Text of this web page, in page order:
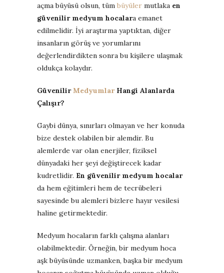
açma büyüsü olsun, tüm büyüler mutlaka en
güvenilir medyum hocalara emanet
edilmelidir. İyi araştırma yaptıktan, diğer
insanların görüş ve yorumlarını
değerlendirdikten sonra bu kişilere ulaşmak
oldukça kolaydır.
GüvenilirMedyumlarHangi Alanlarda
Çalışır?
Gaybi dünya, sınırları olmayan ve her konuda
bize destek olabilen bir alemdir. Bu
alemlerde var olan enerjiler, fiziksel
dünyadaki her şeyi değiştirecek kadar
kudretlidir. En güvenilir medyum hocalar
da hem eğitimleri hem de tecrübeleri
sayesinde bu alemleri bizlere hayır vesilesi
haline getirmektedir.
Medyum hocaların farklı çalışma alanları
olabilmektedir. Örneğin, bir medyum hoca
aşk büyüsünde uzmanken, başka bir medyum